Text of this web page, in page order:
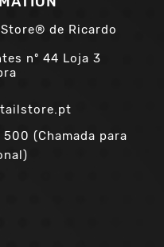
de Ricardo
nº 44 Loja 3
(Chamada para